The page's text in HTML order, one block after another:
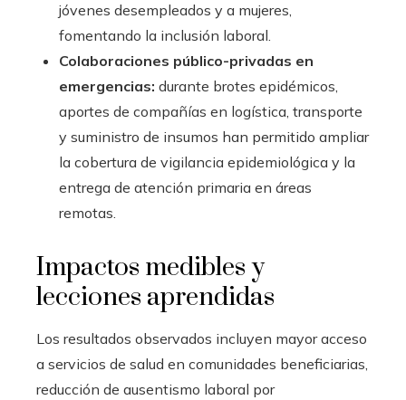
jóvenes desempleados y a mujeres,
fomentando la inclusión laboral.
Colaboraciones público-privadas en
emergencias: durante brotes epidémicos,
aportes de compañías en logística, transporte
y suministro de insumos han permitido ampliar
la cobertura de vigilancia epidemiológica y la
entrega de atención primaria en áreas
remotas.
Impactos medibles y
lecciones aprendidas
Los resultados observados incluyen mayor acceso
a servicios de salud en comunidades beneficiarias,
reducción de ausentismo laboral por